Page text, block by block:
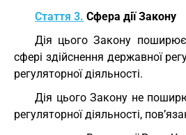
Стаття 3. Сфера дії Закону
Дія цього Закону
сфері здійснення державної
регуляторної діяльності.
Дія цього Закону не
регуляторної діяльності,